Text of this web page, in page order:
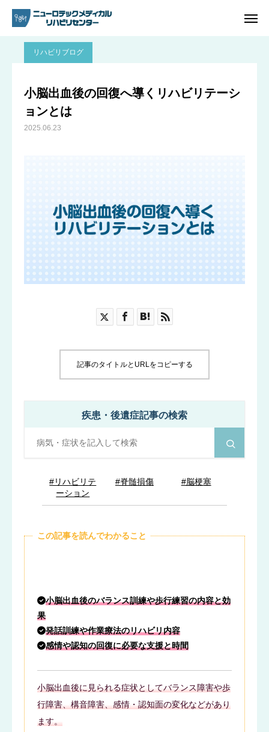
ブログ リハビリブログ
リハビリブログ
小脳出血後の回復へ導くリハビリテーシ
ョンとは
2025.06.23
記事のタイトルとURLをコピーする
疾患・後遺症記事の検索
#リハビリテ
ーション
#脊髄損傷 #脳梗塞
この記事を読んでわかること
小脳出血後のバランス訓練や歩行練習の内容と効
果
発話訓練や作業療法のリハビリ内容
感情や認知の回復に必要な支援と時間
小脳出血後に見られる症状としてバランス障害や歩
行障害、構音障害、感情・認知面の変化などがあり
ます。
アクセス
よくあるご質問
ご予約